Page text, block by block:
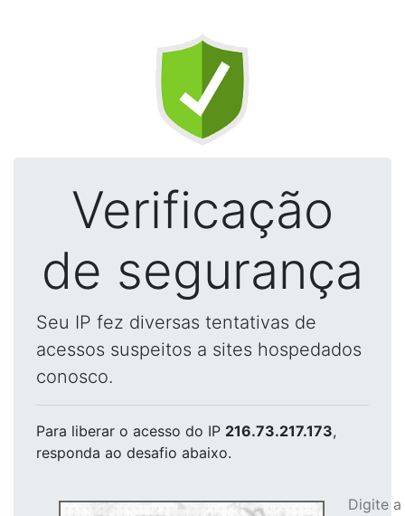
Verificação
de segurança
Seu IP fez diversas tentativas de
acessos suspeitos a sites hospedados
conosco.
Para liberar o acesso do IP 216.73.217.173,
responda ao desafio abaixo.
Digite